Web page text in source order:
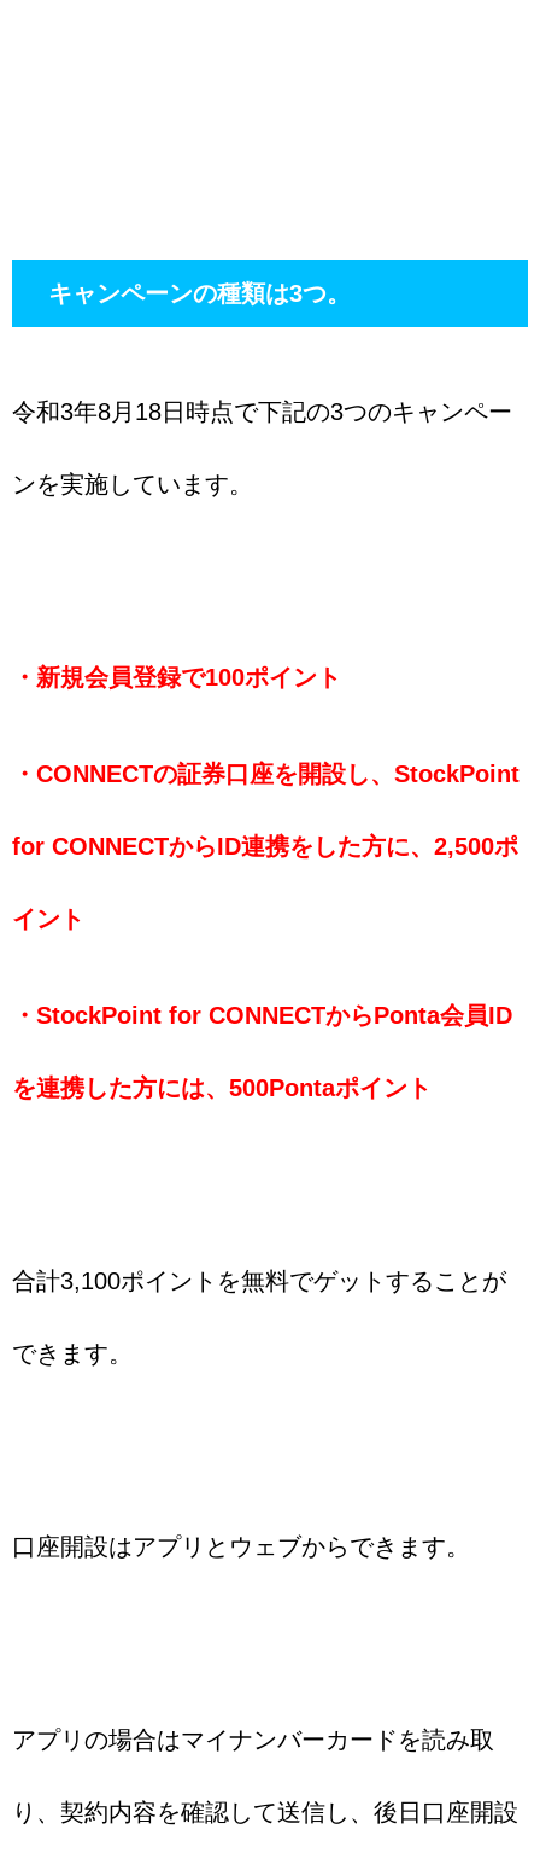
キャンペーンの種類は3つ。
令和3年8月18日時点で下記の3つのキャンペー
ンを実施しています。
・新規会員登録で100ポイント
・CONNECTの証券口座を開設し、StockPoint
for CONNECTからID連携をした方に、2,500ポ
イント
・StockPoint for CONNECTからPonta会員ID
を連携した方には、500Pontaポイント
合計3,100ポイントを無料でゲットすることが
できます。
口座開設はアプリとウェブからできます。
アプリの場合はマイナンバーカードを読み取
り、契約内容を確認して送信し、後日口座開設